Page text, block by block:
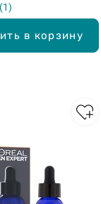
в корзину
1